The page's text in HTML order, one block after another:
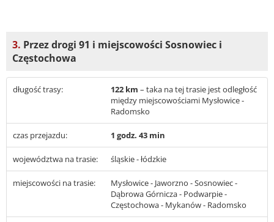
3. Przez drogi 91 i miejscowości Sosnowiec i
Częstochowa
długość trasy: 122 km – taka na tej trasie jest odległość
między miejscowościami Mysłowice -
Radomsko
czas przejazdu: 1 godz. 43 min
województwa na trasie: śląskie - łódzkie
miejscowości na trasie:
Mysłowice - Jaworzno - Sosnowiec -
Dąbrowa Górnicza - Podwarpie -
Częstochowa - Mykanów - Radomsko